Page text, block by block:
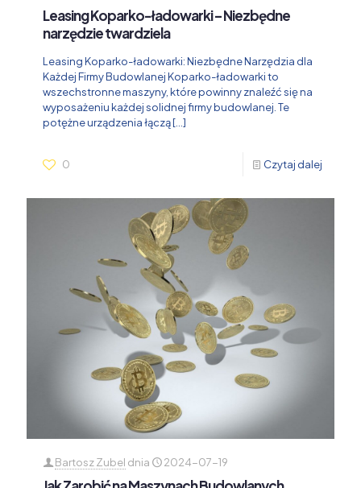
Leasing Koparko-ładowarki – Niezbędne
narzędzie twardziela
Leasing Koparko-ładowarki: Niezbędne Narzędzia dla
Każdej Firmy Budowlanej Koparko-ładowarki to
wszechstronne maszyny, które powinny znaleźć się na
wyposażeniu każdej solidnej firmy budowlanej. Te
potężne urządzenia łączą[…]
0 Czytaj dalej
Bartosz Zubel dnia 2024-07-19